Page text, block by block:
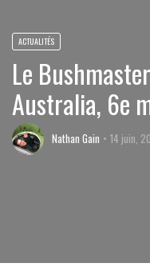
ACTUALITÉS
Le
Australia, 6e
Nathan Gain 14 juin,